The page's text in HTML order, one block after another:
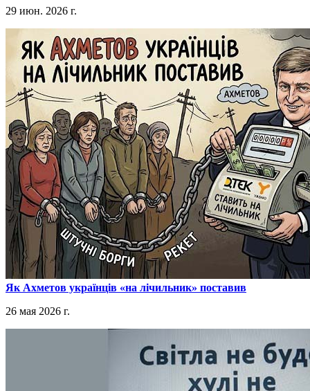
29 июн. 2026 г.
​Як Ахметов українців «на лічильник» поставив
26 мая 2026 г.